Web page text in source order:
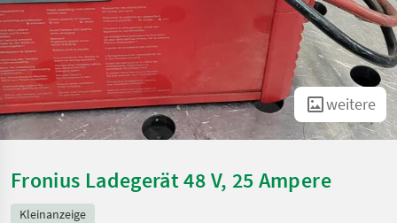
weitere
Fronius Ladegerät 48 V, 25 Ampere
Kleinanzeige